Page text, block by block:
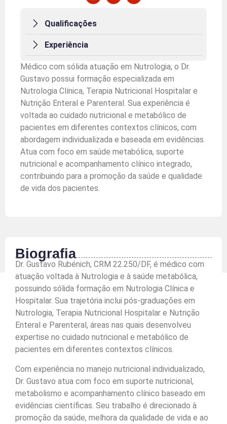
Qualificações
Experiência
Médico com sólida atuação em Nutrologia, o Dr.
Gustavo possui formação especializada em
Nutrologia Clínica, Terapia Nutricional Hospitalar e
Nutrição Enteral e Parenteral. Sua experiência é
voltada ao cuidado nutricional e metabólico de
pacientes em diferentes contextos clínicos, com
abordagem individualizada e baseada em evidências.
Atua com foco em saúde metabólica, suporte
nutricional e acompanhamento clínico integrado,
contribuindo para a promoção da saúde e qualidade
de vida dos pacientes.
Biografia
Dr. Gustavo Rubénich, CRM 22.250/DF, é médico com
atuação voltada à Nutrologia e à saúde metabólica,
possuindo sólida formação em Nutrologia Clínica e
Hospitalar. Sua trajetória inclui pós-graduações em
Nutrologia, Terapia Nutricional Hospitalar e Nutrição
Enteral e Parenteral, áreas nas quais desenvolveu
expertise no cuidado nutricional e metabólico de
pacientes em diferentes contextos clínicos.
Com experiência no manejo nutricional individualizado,
Dr. Gustavo atua com foco em suporte nutricional,
metabolismo e acompanhamento clínico baseado em
evidências científicas. Seu trabalho é direcionado à
promoção da saúde, melhora da qualidade de vida e ao